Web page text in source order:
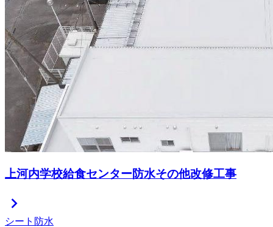
上河内学校給食センター防水その他改修工事
chevron_right
シート防水